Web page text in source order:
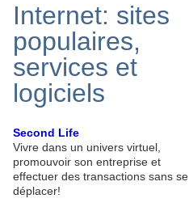
Internet: sites
populaires,
services et
logiciels
Second Life
Vivre dans un univers virtuel,
promouvoir son entreprise et
effectuer des transactions sans se
déplacer!